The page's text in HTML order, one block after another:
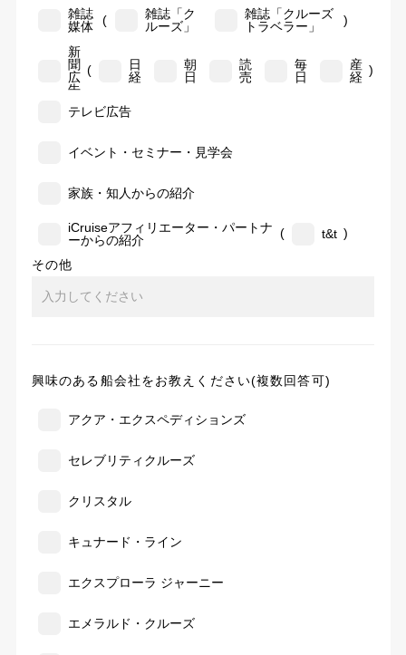
雑誌
媒体
(
雑誌「ク
ルーズ」
雑誌「クルーズ
トラベラー」
)
新
聞
広
告
(
日
経
朝
日
読
売
毎
日
産
経 )
テレビ広告
イベント・セミナー・見学会
家族・知人からの紹介
iCruiseアフィリエーター・パートナ
ーからの紹介
( t&t )
その他
興味のある船会社をお教えください(複数回答可)
アクア・エクスペディションズ
セレブリティクルーズ
クリスタル
キュナード・ライン
エクスプローラ ジャーニー
エメラルド・クルーズ